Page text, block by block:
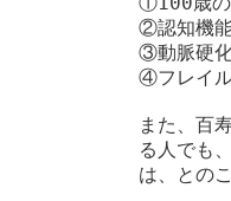
②認知機
③動脈硬
④フレイ
また、百
る人でも
は、とのこ